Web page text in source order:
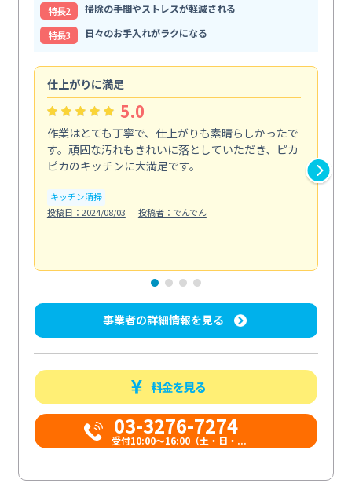
特⻑2
掃除の手間やストレスが軽減される
特⻑3
日々のお手入れがラクになる
仕上がりに満足
5.0
作業はとても丁寧で、仕上がりも素晴らしかったで
す。頑固な汚れもきれいに落としていただき、ピカ
ピカのキッチンに大満足です。
キッチン清掃
投稿日：2024/08/03
投稿者：でんでん
事業者の詳細情報を見る
料金を見る
03-3276-7274
受付10:00〜16:00（土・日・...